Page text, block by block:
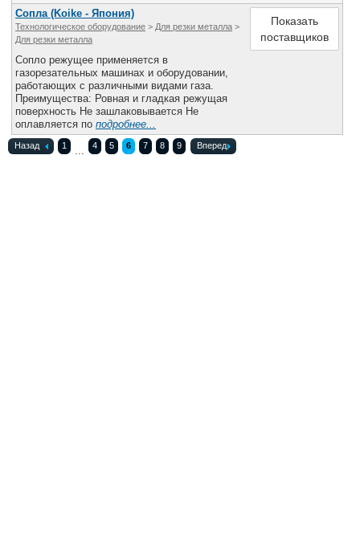
Сопла (Koike - Япония)
Технологическое оборудование > Для резки металла >
Для резки металла
Сопло режущее применяется в
газорезательных машинах и оборудовании,
работающих с различными видами газа.
Преимущества: Ровная и гладкая режущая
поверхность Не зашлаковывается Не
оплавляется по подробнее...
Показать
поставщиков
Назад 1 ... 4 5 6 7 8 9 Вперед